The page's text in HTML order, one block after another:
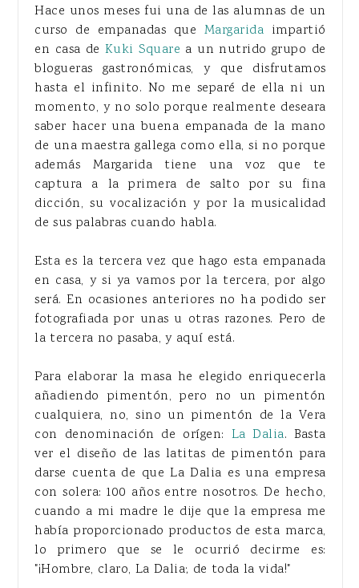
Hace unos meses fui una de las alumnas de un
curso de empanadas que Margarida impartió
en casa de Kuki Square a un nutrido grupo de
blogueras gastronómicas, y que disfrutamos
hasta el infinito. No me separé de ella ni un
momento, y no solo porque realmente deseara
saber hacer una buena empanada de la mano
de una maestra gallega como ella, si no porque
además Margarida tiene una voz que te
captura a la primera de salto por su fina
dicción, su vocalización y por la musicalidad
de sus palabras cuando habla.
Esta es la tercera vez que hago esta empanada
en casa, y si ya vamos por la tercera, por algo
será. En ocasiones anteriores no ha podido ser
fotografiada por unas u otras razones. Pero de
la tercera no pasaba, y aquí está.
Para elaborar la masa he elegido enriquecerla
añadiendo pimentón, pero no un pimentón
cualquiera, no, sino un pimentón de la Vera
con denominación de orígen: La Dalia. Basta
ver el diseño de las latitas de pimentón para
darse cuenta de que La Dalia es una empresa
con solera: 100 años entre nosotros. De hecho,
cuando a mi madre le dije que la empresa me
había proporcionado productos de esta marca,
lo primero que se le ocurrió decirme es:
"¡Hombre, claro, La Dalia; de toda la vida!"